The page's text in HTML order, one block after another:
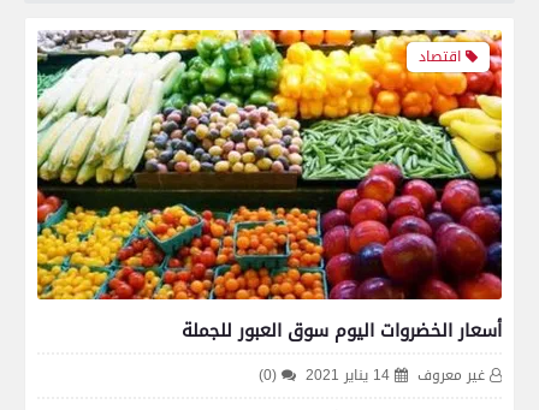
اقتصاد
أسعار الخضروات اليوم سوق العبور للجملة
غير معروف 14 يناير 2021 (0)